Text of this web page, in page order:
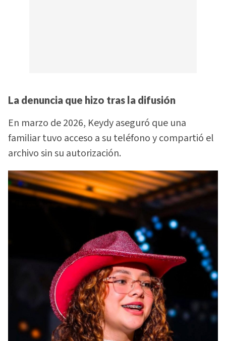
La denuncia que hizo tras la difusión
En marzo de 2026, Keydy aseguró que una
familiar tuvo acceso a su teléfono y compartió el
archivo sin su autorización.